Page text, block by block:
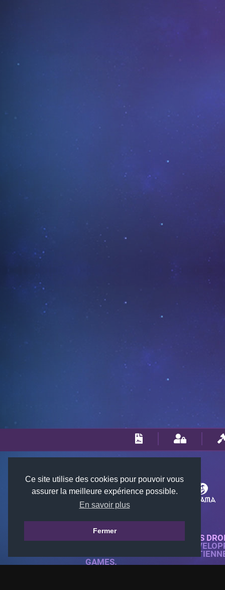
Ce site utilise des cookies pour pouvoir vous
assurer la meilleure expérience possible.
En savoir plus
Fermer
© 2018-2026 KTARENA. TOUS
SITE WEB ENTIÈREMENT
TOUTES LES IMAGES
GAMES.